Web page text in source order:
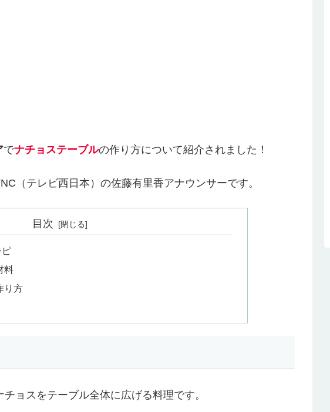
でナチョステーブルの作り方について紹介されました！
（テレビ西日本）の佐藤有里香アナウンサーです。
目次
ピ
料
り方
ョスをテーブル全体に広げる料理です。